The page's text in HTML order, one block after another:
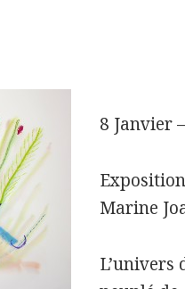
8 Janvier
Marine
L’univers